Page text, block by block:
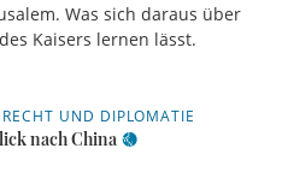
Was sich daraus über
Kaisers lernen lässt.
UND DIPLOMATIE
nach China